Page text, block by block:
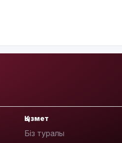
Қызмет
Біз туралы